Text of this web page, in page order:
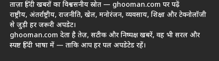
ताज़ा हिंदी खबरों का विश्वसनीय स्रोत — ghooman.com पर पढ़ें
राष्ट्रीय, अंतर्राष्ट्रीय, राजनीति, खेल, मनोरंजन, व्यवसाय, शिक्षा और टेक्नोलॉजी
से जुड़ी हर जरूरी अपडेट।
ghooman.com देता है तेज़, सटीक और निष्पक्ष खबरें, वह भी सरल और
स्पष्ट हिंदी भाषा में — ताकि आप हर पल अपडेटेड रहें।